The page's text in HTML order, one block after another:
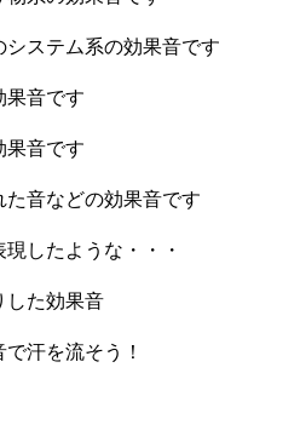
ステム系の効果音です
果音です
果音です
音などの効果音です
したような・・・
した効果音
汗を流そう！